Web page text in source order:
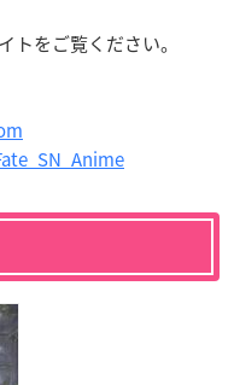
トをご覧ください。